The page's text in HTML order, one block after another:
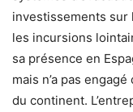
investissements sur
les incursions
sa présence en
mais n’a pas
du continent.